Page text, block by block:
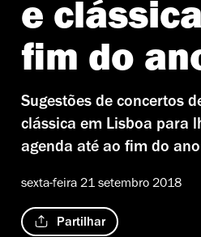
e
fim do
Sugestões de concertos
clássica em Lisboa para
agenda até ao fim do ano
sexta-feira 21 setembro 2018
Partilhar